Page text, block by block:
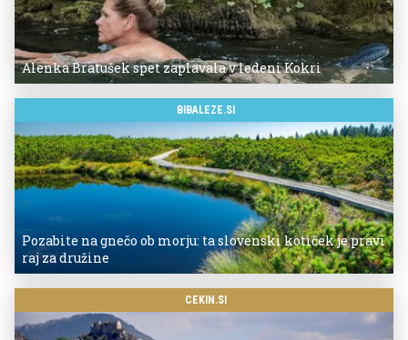
Alenka Bratušek spet zaplavala v ledeni Kokri
BIBALEZE.SI
Pozabite na gnečo ob morju: ta slovenski kotiček je pravi
raj za družine
CEKIN.SI